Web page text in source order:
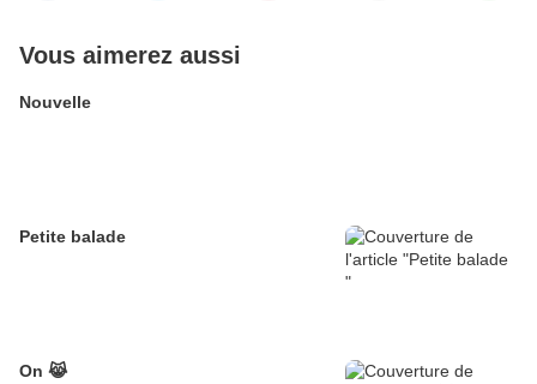
Vous aimerez aussi
Nouvelle
Petite balade
On 😹